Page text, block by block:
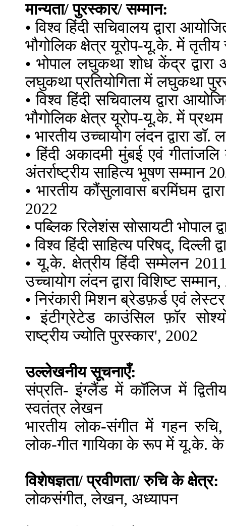
मान्यता/ पुरस्कार/ सम्मान:
• विश्व हिंदी सचिवालय द्वारा
भौगोलिक क्षेत्र यूरोप-यू.के. में
• भोपाल लघुकथा शोध केंद्र द्वारा
लघुकथा प्रतियोगिता में लघुकथा
• विश्व हिंदी सचिवालय द्वारा
भौगोलिक क्षेत्र यूरोप-यू.के. में
• भारतीय उच्चायोग लंदन द्वारा
• हिंदी अकादमी मुंबई एवं गीतांजलि
अंतर्राष्ट्रीय साहित्य भूषण सम्मान
• भारतीय कौंसुलावास बरमिंघम
2022
• पब्लिक रिलेशंस सोसायटी भोपाल
• विश्व हिंदी साहित्य परिषद्, दिल्ली
• यू.के. क्षेत्रीय हिंदी सम्मेलन
उच्चायोग लंदन द्वारा विशिष्ट
• निरंकारी मिशन ब्रेडफ़र्ड एवं लेस्टर
• इंटीग्रेटेड काउंसिल फ़ॉर
राष्ट्रीय ज्योति पुरस्कार', 2002
उल्लेखनीय सूचनाएँ:
संप्रति- इंग्लैंड में कॉलिज में
स्वतंत्र लेखन
भारतीय लोक-संगीत में गहन
लोक-गीत गायिका के रूप में यू.के.
विशेषज्ञता/ प्रवीणता/ रुचि के क्षेत्र:
लोकसंगीत, लेखन, अध्यापन